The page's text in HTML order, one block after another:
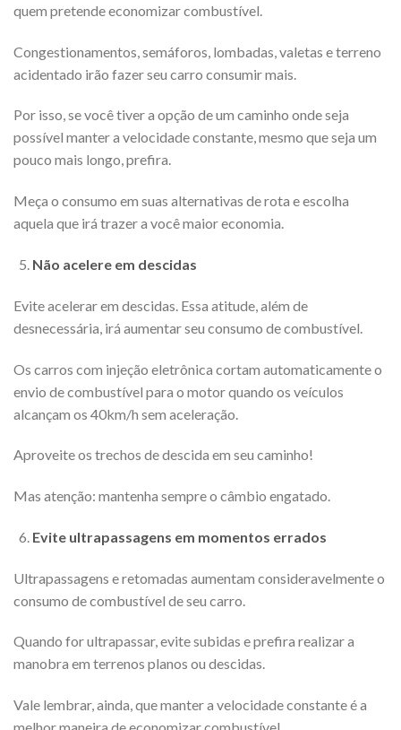
quem pretende economizar combustível.
Congestionamentos, semáforos, lombadas, valetas e terreno
acidentado irão fazer seu carro consumir mais.
Por isso, se você tiver a opção de um caminho onde seja
possível manter a velocidade constante, mesmo que seja um
pouco mais longo, prefira.
Meça o consumo em suas alternativas de rota e escolha
aquela que irá trazer a você maior economia.
Não acelere em descidas
Evite acelerar em descidas. Essa atitude, além de
desnecessária, irá aumentar seu consumo de combustível.
Os carros com injeção eletrônica cortam automaticamente o
envio de combustível para o motor quando os veículos
alcançam os 40km/h sem aceleração.
Aproveite os trechos de descida em seu caminho!
Mas atenção: mantenha sempre o câmbio engatado.
Evite ultrapassagens em momentos errados
Ultrapassagens e retomadas aumentam consideravelmente o
consumo de combustível de seu carro.
Quando for ultrapassar, evite subidas e prefira realizar a
manobra em terrenos planos ou descidas.
Vale lembrar, ainda, que manter a velocidade constante é a